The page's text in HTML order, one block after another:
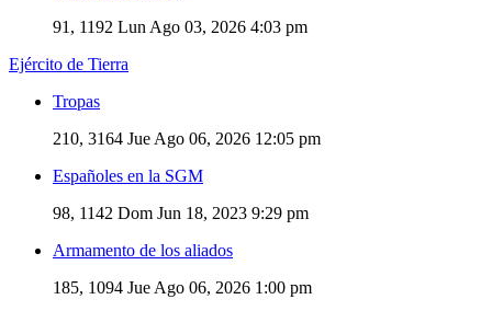
91, 1192 Lun Ago 03, 2026 4:03 pm
Ejército de Tierra
Tropas
210, 3164 Jue Ago 06, 2026 12:05 pm
Españoles en la SGM
98, 1142 Dom Jun 18, 2023 9:29 pm
Armamento de los aliados
185, 1094 Jue Ago 06, 2026 1:00 pm